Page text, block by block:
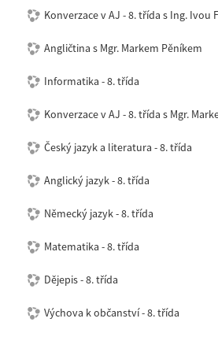
Konverzace v AJ - 8. třída s Ing. Ivou
Angličtina s Mgr. Markem Pěníkem
Informatika - 8. třída
Konverzace v AJ - 8. třída s Mgr.
Český jazyk a literatura - 8. třída
Anglický jazyk - 8. třída
Německý jazyk - 8. třída
Matematika - 8. třída
Dějepis - 8. třída
Výchova k občanství - 8. třída